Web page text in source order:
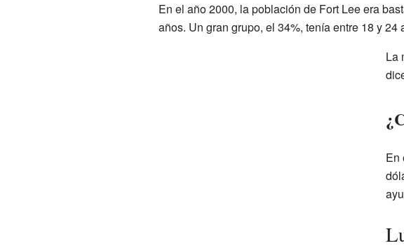
En el año 2000, la población de Fort Lee era
años. Un gran grupo, el 34%, tenía entre 18 y
La
En